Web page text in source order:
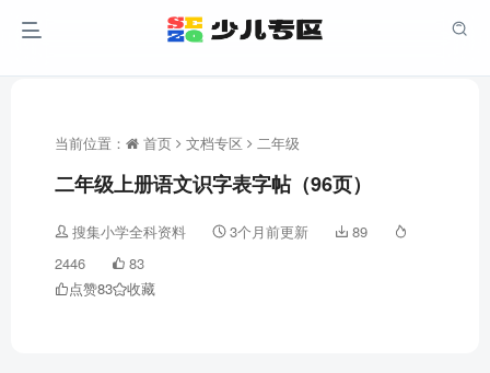
当前位置： 首页 文档专区 二年级
二年级上册语文识字表字帖（96页）
搜集小学全科资料 3个月前更新
89
2446
83
点赞83 收藏